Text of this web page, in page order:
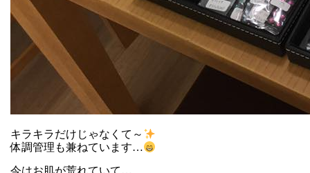
キラキラだけじゃなくて～
体調管理も兼ねています…